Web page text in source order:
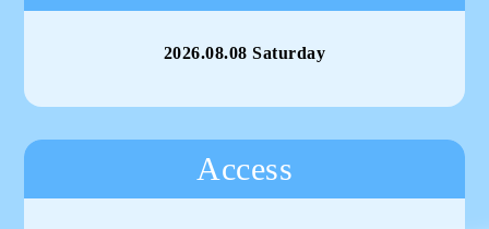
2026.08.08 Saturday
Access